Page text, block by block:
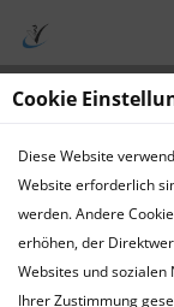
Krankheiten
Krankheiten
Cookie
Diese Website
Website erforderlich
werden. Andere
erhöhen, der
Websites und
Ihrer Zustimmung